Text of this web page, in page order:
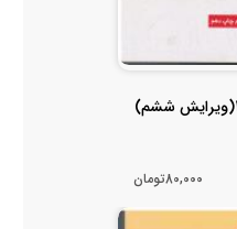
80,000تومان